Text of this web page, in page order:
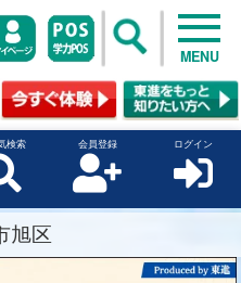
MENU
検索 会員登録 ログイン
旭区